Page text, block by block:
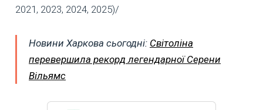
2021, 2023, 2024, 2025)/
Новини Харкова сьогодні: Світоліна
перевершила рекорд легендарної Серени
Вільямс